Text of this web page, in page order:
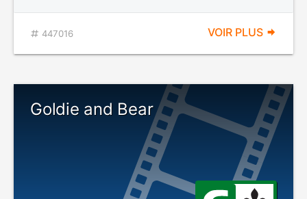
447016 VOIR PLUS
Goldie and Bear